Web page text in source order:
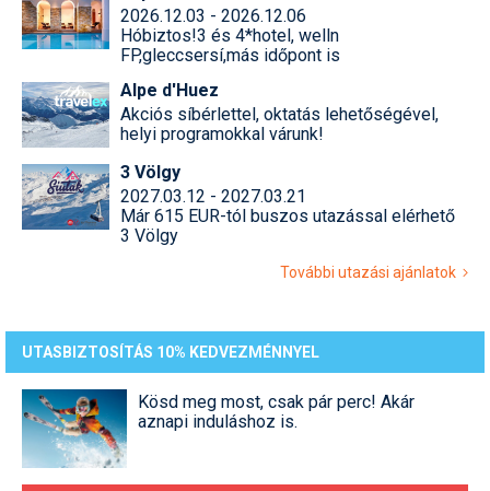
2026.12.03 - 2026.12.06
Hóbiztos!3 és 4*hotel, welln
FP,gleccsersí,más időpont is
Alpe d'Huez
Akciós síbérlettel, oktatás lehetőségével,
helyi programokkal várunk!
3 Völgy
2027.03.12 - 2027.03.21
Már 615 EUR-tól buszos utazással elérhető
3 Völgy
További utazási ajánlatok
UTASBIZTOSÍTÁS 10% KEDVEZMÉNNYEL
Kösd meg most, csak pár perc! Akár
aznapi induláshoz is.